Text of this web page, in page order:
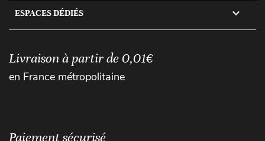
ESPACES DÉDIÉS 
Livraison à partir de 0,01€
en France métropolitaine
Paiement sécurisé